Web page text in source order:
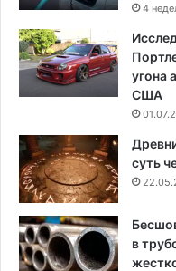
4
угона
США
суть
в